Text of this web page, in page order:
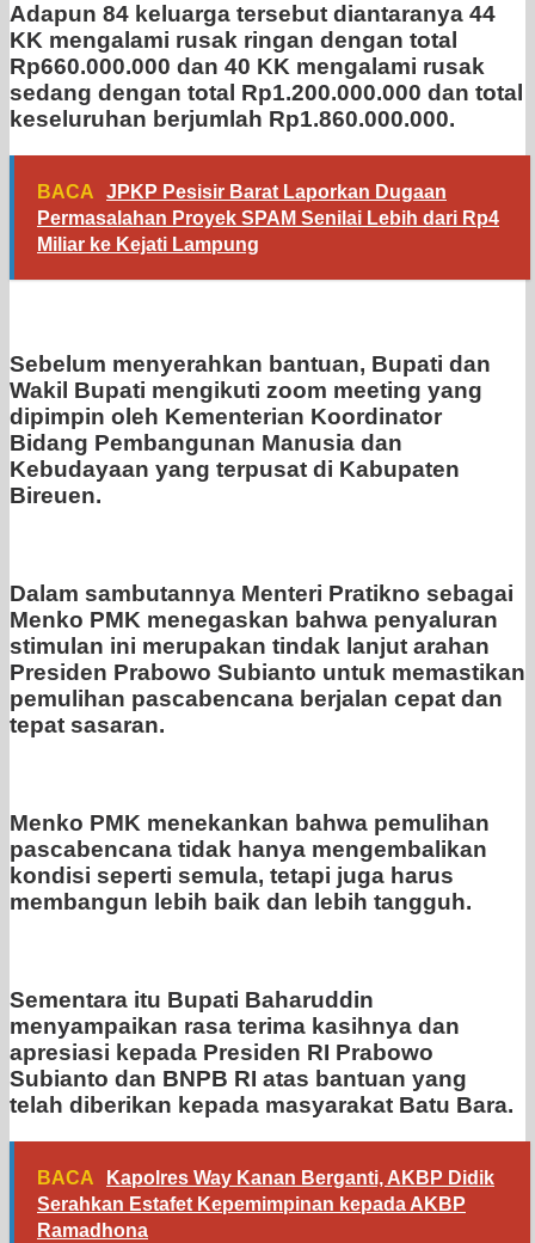
Adapun 84 keluarga tersebut diantaranya 44
KK mengalami rusak ringan dengan total
Rp660.000.000 dan 40 KK mengalami rusak
sedang dengan total Rp1.200.000.000 dan total
keseluruhan berjumlah Rp1.860.000.000.
BACA
JPKP Pesisir Barat Laporkan Dugaan
Permasalahan Proyek SPAM Senilai Lebih dari Rp4
Miliar ke Kejati Lampung
Sebelum menyerahkan bantuan, Bupati dan
Wakil Bupati mengikuti zoom meeting yang
dipimpin oleh Kementerian Koordinator
Bidang Pembangunan Manusia dan
Kebudayaan yang terpusat di Kabupaten
Bireuen.
Dalam sambutannya Menteri Pratikno sebagai
Menko PMK menegaskan bahwa penyaluran
stimulan ini merupakan tindak lanjut arahan
Presiden Prabowo Subianto untuk memastikan
pemulihan pascabencana berjalan cepat dan
tepat sasaran.
Menko PMK menekankan bahwa pemulihan
pascabencana tidak hanya mengembalikan
kondisi seperti semula, tetapi juga harus
membangun lebih baik dan lebih tangguh.
Sementara itu Bupati Baharuddin
menyampaikan rasa terima kasihnya dan
apresiasi kepada Presiden RI Prabowo
Subianto dan BNPB RI atas bantuan yang
telah diberikan kepada masyarakat Batu Bara.
BACA
Kapolres Way Kanan Berganti, AKBP Didik
Serahkan Estafet Kepemimpinan kepada AKBP
Ramadhona